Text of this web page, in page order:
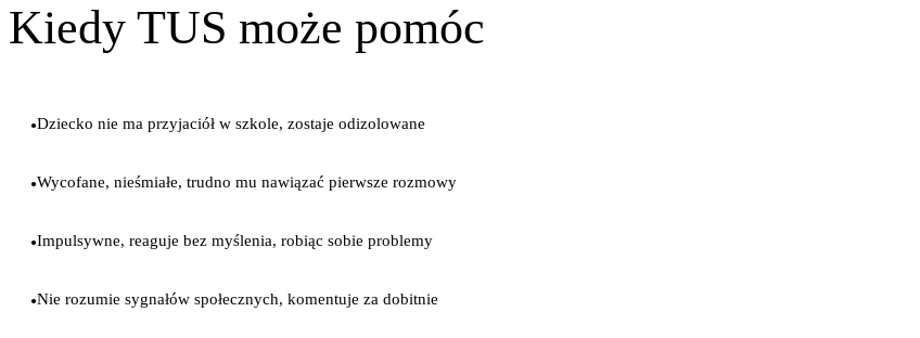
Kiedy TUS może pomóc
●Dziecko nie ma przyjaciół w szkole, zostaje odizolowane
●Wycofane, nieśmiałe, trudno mu nawiązać pierwsze rozmowy
●Impulsywne, reaguje bez myślenia, robiąc sobie problemy
●Nie rozumie sygnałów społecznych, komentuje za dobitnie